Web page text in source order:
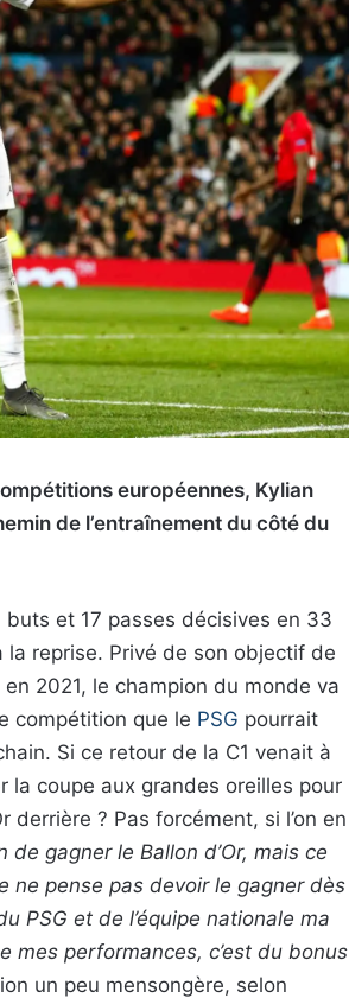
européennes, Kylian
de l’entraînement du côté du
et 17 passes décisives en 33
reprise. Privé de son objectif de
en 2021, le champion du monde va
compétition que le PSG pourrait
Si ce retour de la C1 venait à
la coupe aux grandes oreilles pour
derrière ? Pas forcément, si l’on en
de gagner le Ballon d’Or, mais ce
ne pense pas devoir le gagner dès
PSG et de l’équipe nationale ma
mes performances, c’est du bonus
un peu mensongère, selon